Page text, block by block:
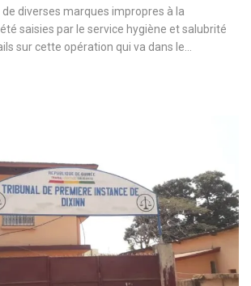
diverses marques impropres à la
saisies par le service hygiène et salubrité
sur cette opération qui va dans le…